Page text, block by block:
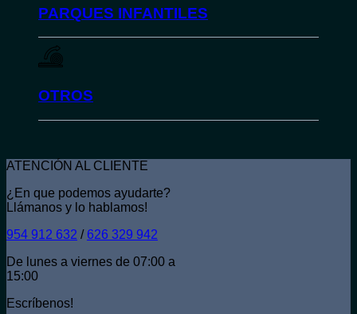
PARQUES INFANTILES
OTROS
ATENCIÓN AL CLIENTE
¿En que podemos ayudarte?
Llámanos y lo hablamos!
954 912 632 / 626 329 942
De lunes a viernes de 07:00 a
15:00
Escríbenos!